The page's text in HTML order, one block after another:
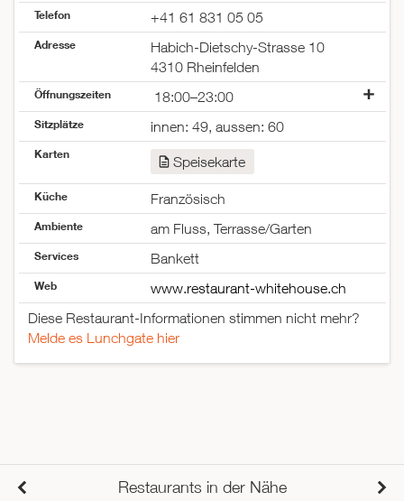
Telefon +41 61 831 05 05
Adresse
Habich-Dietschy-Strasse 10
4310 Rheinfelden
Öffnungszeiten
18:00–23:00
Montag
Dienstag
Donnerstag
Freitag
Sonntag
12:00–14:00
18:00–23:00
geschlossen
18:00–23:00
18:00–23:00
18:00–23:00
12:00–21:00
Sitzplätze innen: 49, aussen: 60
Karten Speisekarte
Küche Französisch
Ambiente am Fluss, Terrasse/Garten
Services Bankett
Web
www.restaurant-whitehouse.ch
Diese Restaurant-Informationen stimmen nicht mehr?
Melde es Lunchgate hier
Restaurants in der Nähe